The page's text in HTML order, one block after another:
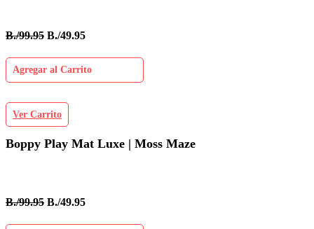
B./99.95 B./49.95
Agregar al Carrito
Ver Carrito
Boppy Play Mat Luxe | Moss Maze
B./99.95 B./49.95